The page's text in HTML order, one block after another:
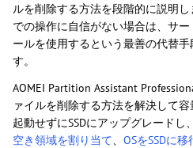
ルを削除する方法を段階的に説明
での操作に自信がない場合は、サ
ールを使用するという最善の代替
す。
AOMEI Partition Assistant
ァイルを削除する方法を解決して
起動せずにSSDにアップグレードし
空き領域を割り当て、 OSをSSDに移